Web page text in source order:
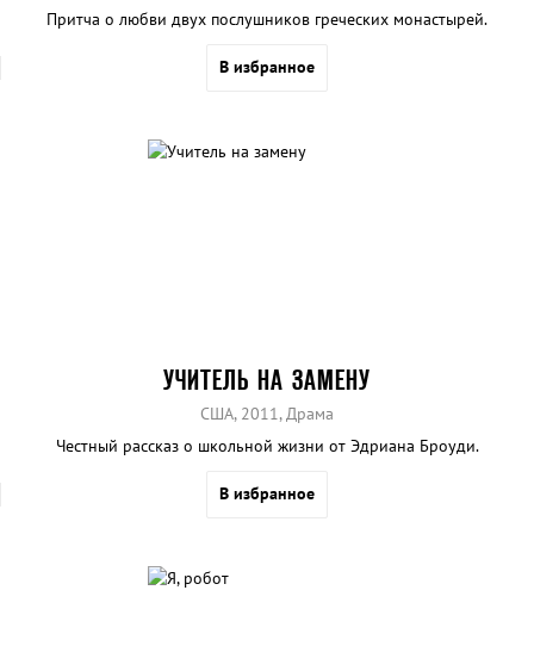
Притча о любви двух послушников греческих монастырей.
В избранное
УЧИТЕЛЬ НА ЗАМЕНУ
США, 2011, Драма
Честный рассказ о школьной жизни от Эдриана Броуди.
В избранное